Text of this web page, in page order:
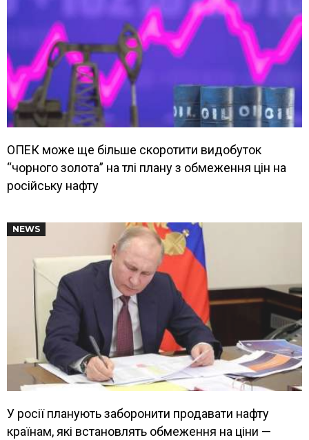
ОПЕК може ще більше скоротити видобуток
“чорного золота” на тлі плану з обмеження цін на
російську нафту
NEWS
У росії планують заборонити продавати нафту
країнам, які встановлять обмеження на ціни —